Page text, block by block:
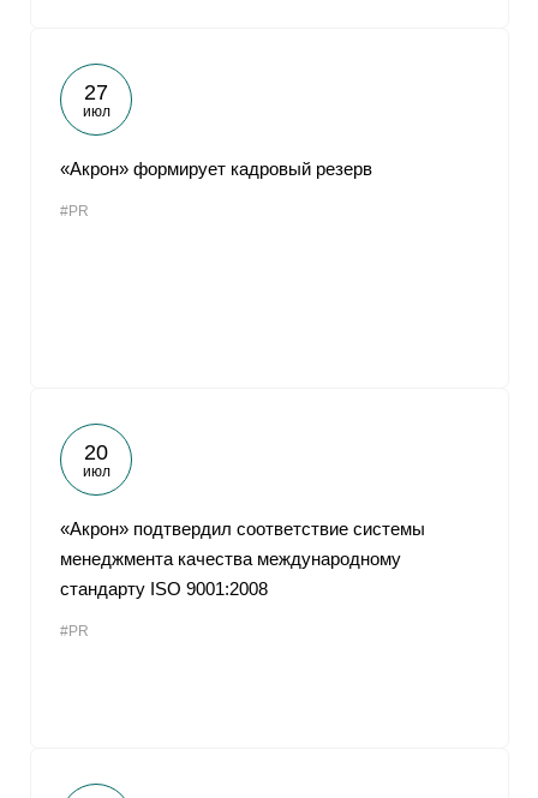
27
июл
«Акрон» формирует кадровый резерв
#PR
20
июл
«Акрон» подтвердил соответствие системы
менеджмента качества международному
стандарту ISO 9001:2008
#PR